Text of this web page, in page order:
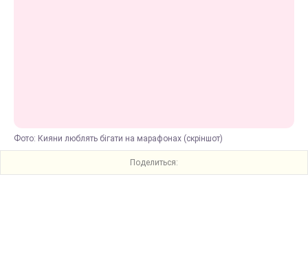
Фото: Кияни люблять бігати на марафонах (скріншот)
Поделиться: